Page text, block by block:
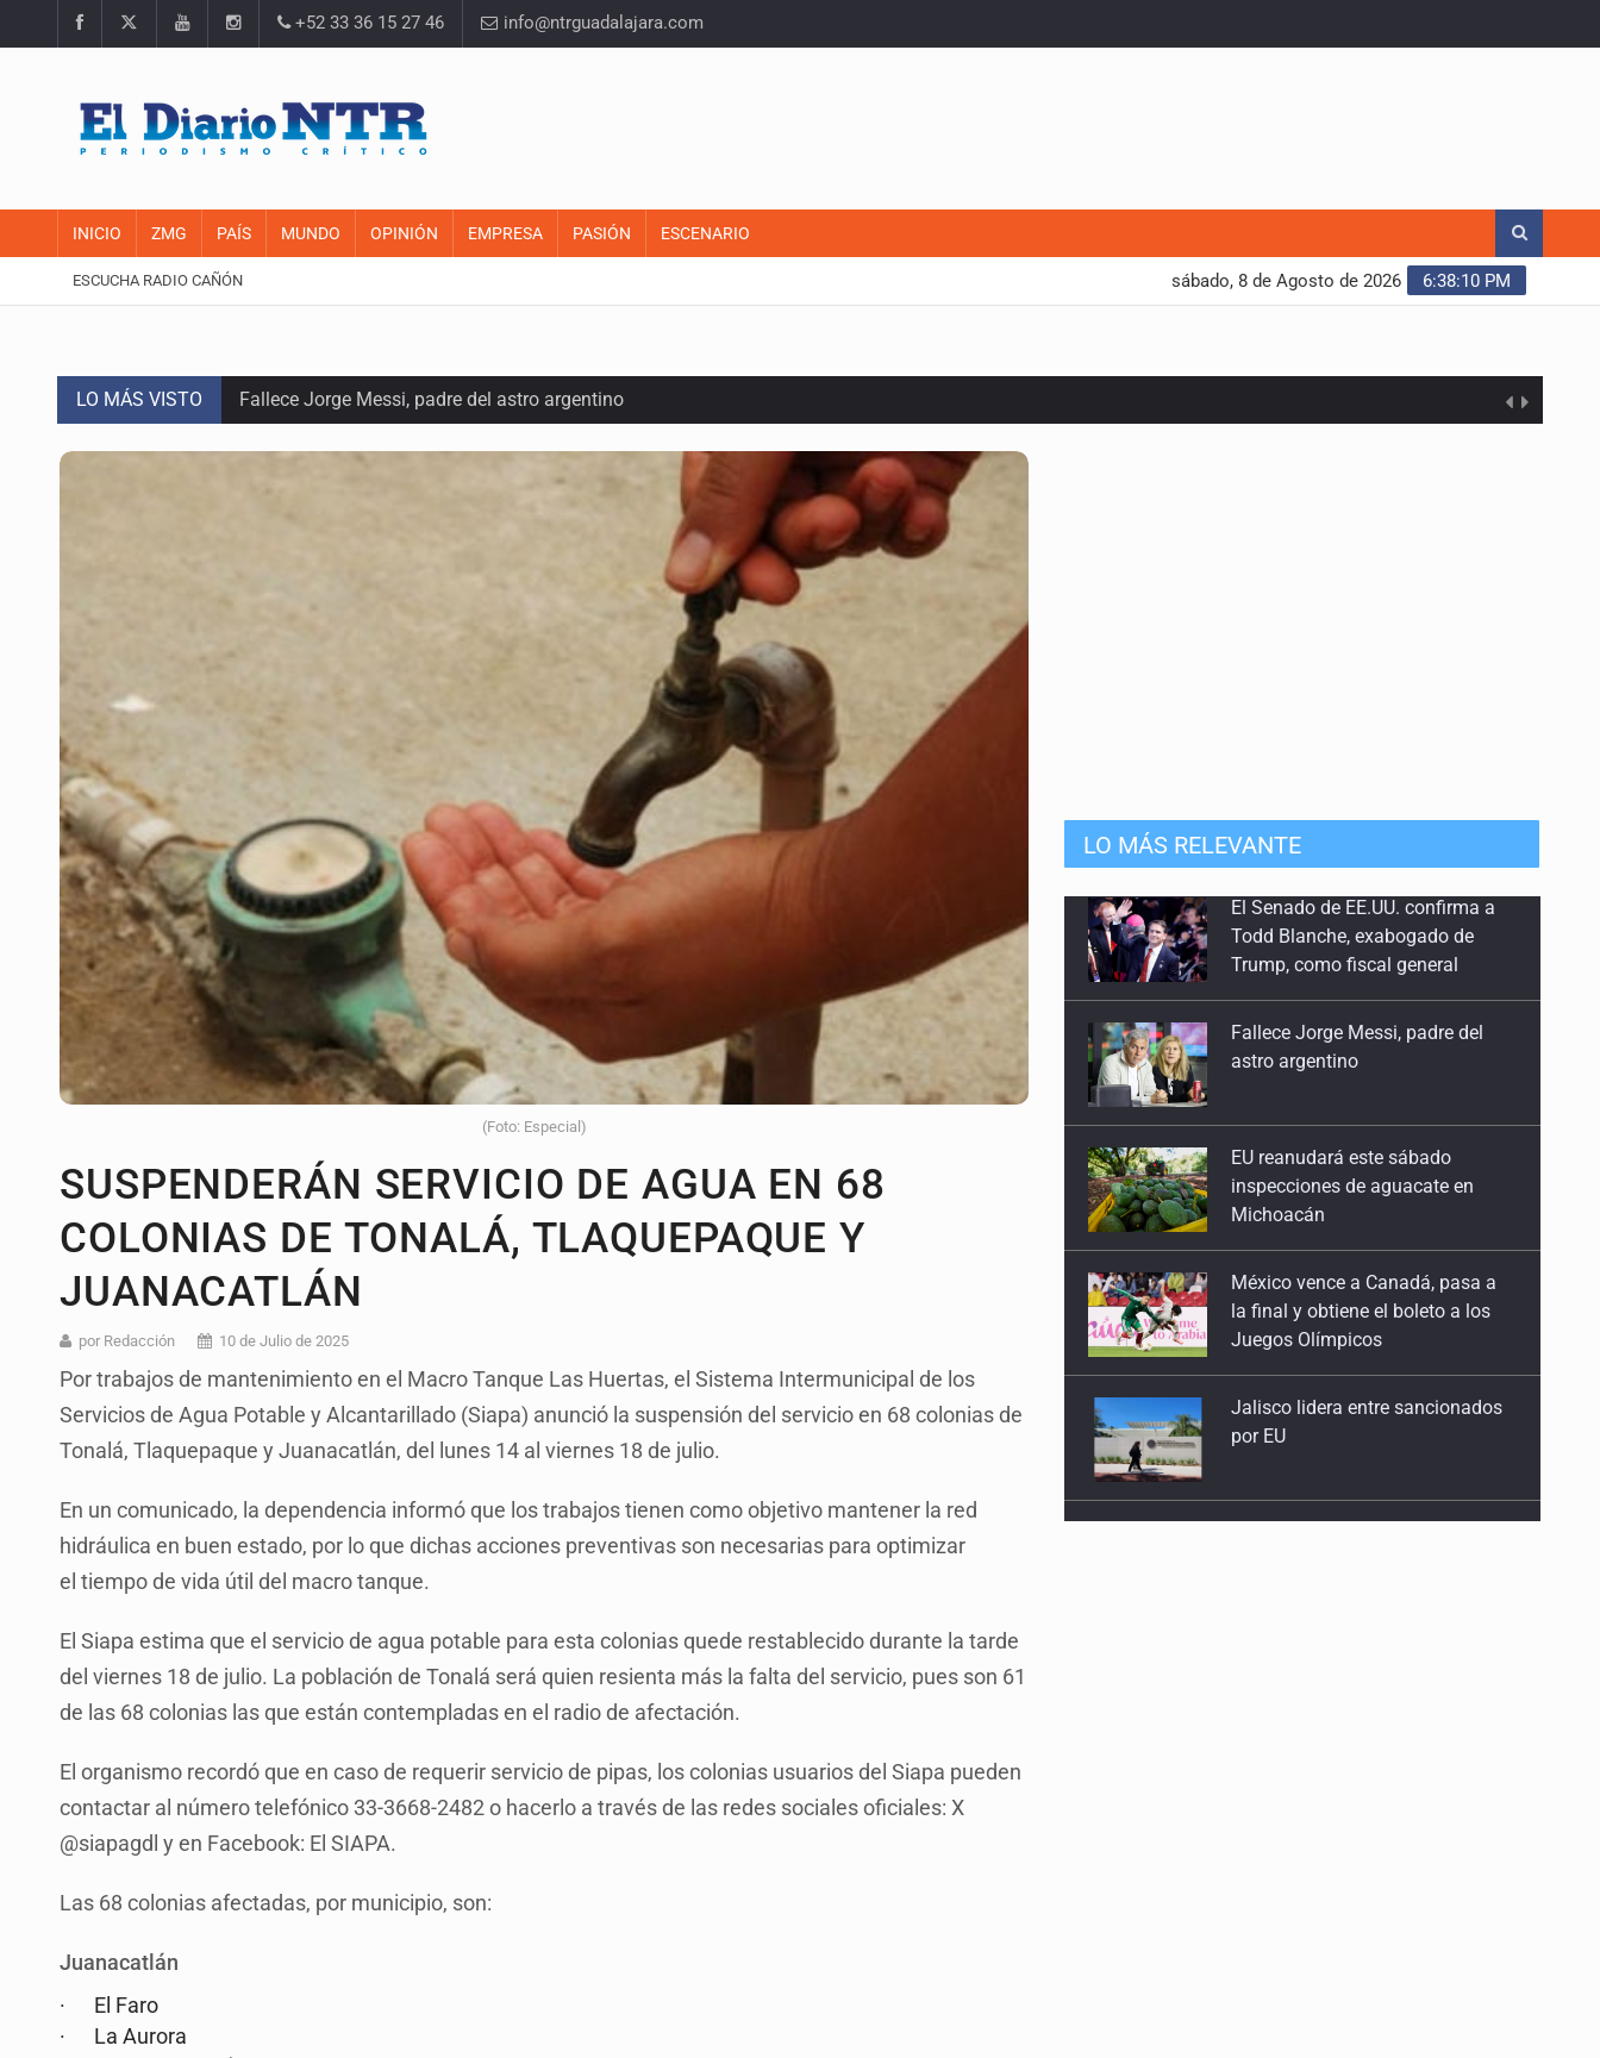
+52 33 36 15 27 46 info@ntrguadalajara.com
INICIO ZMG PAÍS MUNDO OPINIÓN EMPRESA PASIÓN ESCENARIO
ESCUCHA RADIO CAÑÓN 6:38:11 PM
sábado, 8 de Agosto de 2026
LO MÁS VISTO Fallece Jorge Messi, padre del astro argentino
EU reanudará este sábado inspecciones de aguacate en Michoacán
México vence a Canadá, pasa a la final y obtiene el boleto a los Juegos Olímpicos
Realizan primera boda de personas sordas en Zapopan
Entrega apoyos a afectados por lluvias en Oblatos
Accidentes resaltan en causas de muerte
El Senado de EE.UU. confirma a Todd Blanche, exabogado de Trump, como fiscal general
(Foto: Especial)
SUSPENDERÁN SERVICIO DE AGUA EN 68
COLONIAS DE TONALÁ, TLAQUEPAQUE Y
JUANACATLÁN
por Redacción 10 de Julio de 2025
Por trabajos de mantenimiento en el Macro Tanque Las Huertas, el Sistema Intermunicipal de los
Servicios de Agua Potable y Alcantarillado (Siapa) anunció la suspensión del servicio en 68 colonias de
Tonalá, Tlaquepaque y Juanacatlán, del lunes 14 al viernes 18 de julio.
En un comunicado, la dependencia informó que los trabajos tienen como objetivo mantener la red
hidráulica en buen estado, por lo que dichas acciones preventivas son necesarias para optimizar
el tiempo de vida útil del macro tanque.
El Siapa estima que el servicio de agua potable para esta colonias quede restablecido durante la tarde
del viernes 18 de julio. La población de Tonalá será quien resienta más la falta del servicio, pues son 61
de las 68 colonias las que están contempladas en el radio de afectación.
El organismo recordó que en caso de requerir servicio de pipas, los colonias usuarios del Siapa pueden
contactar al número telefónico 33-3668-2482 o hacerlo a través de las redes sociales oficiales: X
@siapagdl y en Facebook: El SIAPA.
Las 68 colonias afectadas, por municipio, son:
Juanacatlán
· El Faro
· La Aurora
LO MÁS RELEVANTE
Fallece Jorge Messi, padre del
astro argentino
EU reanudará este sábado
México vence a Canadá, pasa a
la final y obtiene el boleto a los
Jalisco lidera entre sancionados
por EU
Exigen con protesta